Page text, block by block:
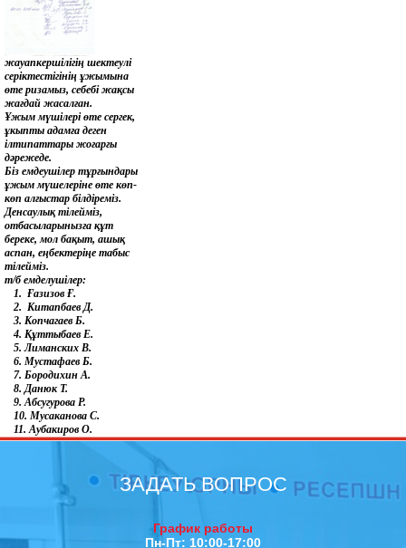
жауапкершілігің шектеулі
серіктестігінің ұжымына
өте ризамыз, себебі жақсы
жағдай жасалған.
Ұжым мүшілері өте сергек,
ұкыпты адамға деген
ілтипаттары жоғарғы
дәрежеде.
Біз емдеушілер тұрғындары
ұжым мүшелеріне өте көп-
көп алғыстар білдіреміз.
Денсаулық тілейміз,
отбасыларынызға құт
береке, мол бақыт, ашық
аспан, еңбектеріңе табыс
тілейміз.
т/б емделушілер:
1. Ғазизов Ғ.
2. Китапбаев Д.
3. Копчагаев Б.
4. Құттыбаев Е.
5. Лиманских В.
6. Мустафаев Б.
7. Бородихин А.
8. Данюк Т.
9. Абсугурова Р.
10. Мусаканова С.
11. Аубакиров О.
ЗАДАТЬ ВОПРОС
График работы
Пн-Пт: 10:00-17:00